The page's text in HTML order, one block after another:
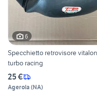
6
Specchietto retrovisore
turbo racing
25 €
Agerola (NA)